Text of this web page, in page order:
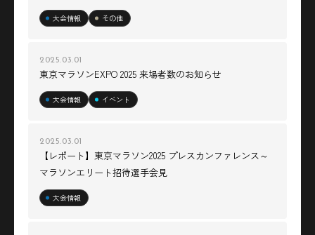
大会情報 その他
2025.03.01
東京マラソンEXPO 2025 来場者数のお知らせ
大会情報 イベント
2025.03.01
【レポート】東京マラソン2025 プレスカンファレンス～
マラソンエリート招待選手会見
大会情報